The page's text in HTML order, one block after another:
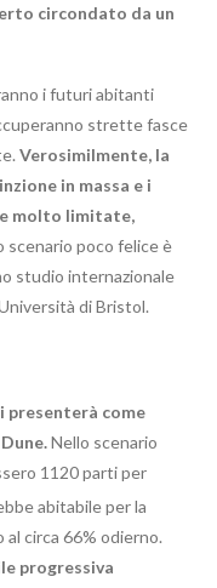
circondato da un
i futuri abitanti
strette fasce
Verosimilmente, la
in massa e i
molto limitate,
scenario poco felice è
studio internazionale
di Bristol.
presenterà come
Nello scenario
1120 parti per
abitabile per la
circa 66% odierno.
progressiva